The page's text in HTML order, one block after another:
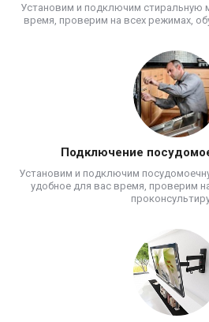
Установим и подключим стиральную
время, проверим на всех режимах,
Подключение
Установим и подключим
удобное для вас время, проверим